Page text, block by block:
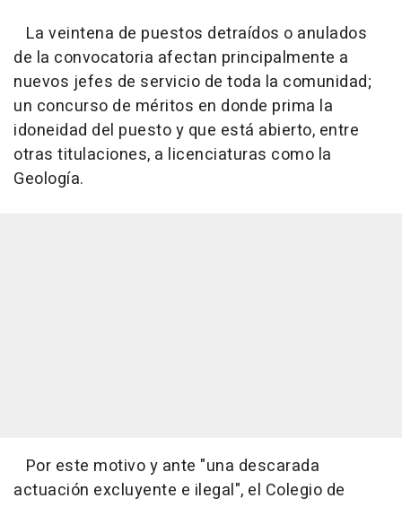
La veintena de puestos detraídos o anulados
de la convocatoria afectan principalmente a
nuevos jefes de servicio de toda la comunidad;
un concurso de méritos en donde prima la
idoneidad del puesto y que está abierto, entre
otras titulaciones, a licenciaturas como la
Geología.
Por este motivo y ante "una descarada
actuación excluyente e ilegal", el Colegio de